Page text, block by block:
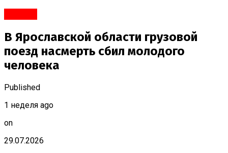
В Ярославской области грузовой
поезд насмерть сбил молодого
человека
Published
1 неделя ago
on
29.07.2026